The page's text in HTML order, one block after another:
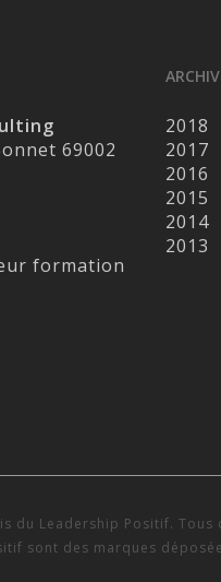
69002
formation
2018
2017
2016
2015
2014
2013
du Leadership Positif. Tous
sont des marques